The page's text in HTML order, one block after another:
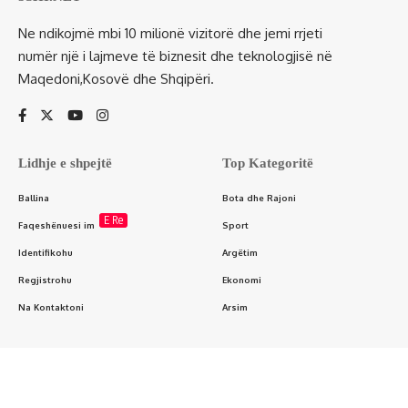
Ne ndikojmë mbi 10 milionë vizitorë dhe jemi rrjeti
numër një i lajmeve të biznesit dhe teknologjisë në
Maqedoni,Kosovë dhe Shqipëri.
Lidhje e shpejtë
Ballina
Faqeshënuesi im E Re
Identifikohu
Regjistrohu
Na Kontaktoni
Top Kategoritë
Bota dhe Rajoni
Sport
Argëtim
Ekonomi
Arsim